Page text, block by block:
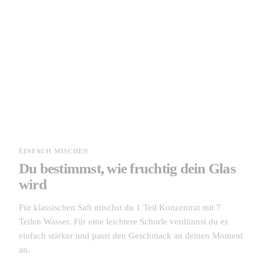
EINFACH MISCHEN
Du bestimmst, wie fruchtig dein Glas
wird
Für klassischen Saft mischst du 1 Teil Konzentrat mit 7
Teilen Wasser. Für eine leichtere Schorle verdünnst du es
einfach stärker und passt den Geschmack an deinen Moment
an.